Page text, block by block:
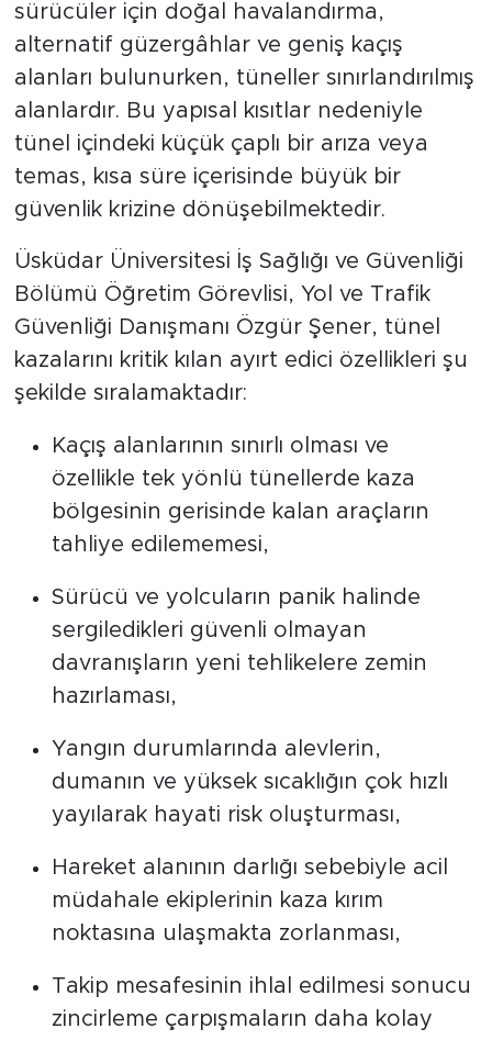
sürücüler için doğal havalandırma,
alternatif güzergâhlar ve geniş kaçış
alanları bulunurken, tüneller sınırlandırılmış
alanlardır. Bu yapısal kısıtlar nedeniyle
tünel içindeki küçük çaplı bir arıza veya
temas, kısa süre içerisinde büyük bir
güvenlik krizine dönüşebilmektedir.
Üsküdar Üniversitesi İş Sağlığı ve Güvenliği
Bölümü Öğretim Görevlisi, Yol ve Trafik
Güvenliği Danışmanı Özgür Şener, tünel
kazalarını kritik kılan ayırt edici özellikleri şu
şekilde sıralamaktadır:
Kaçış alanlarının sınırlı olması ve
özellikle tek yönlü tünellerde kaza
bölgesinin gerisinde kalan araçların
tahliye edilememesi,
Sürücü ve yolcuların panik halinde
sergiledikleri güvenli olmayan
davranışların yeni tehlikelere zemin
hazırlaması,
Yangın durumlarında alevlerin,
dumanın ve yüksek sıcaklığın çok hızlı
yayılarak hayati risk oluşturması,
Hareket alanının darlığı sebebiyle acil
müdahale ekiplerinin kaza kırım
noktasına ulaşmakta zorlanması,
Takip mesafesinin ihlal edilmesi sonucu
zincirleme çarpışmaların daha kolay